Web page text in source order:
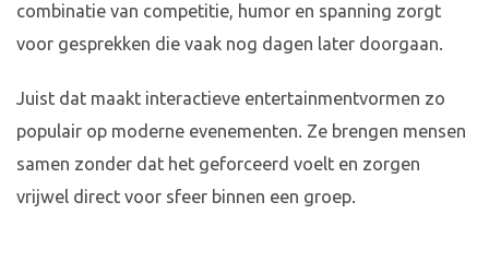
combinatie van competitie, humor en spanning zorgt
voor gesprekken die vaak nog dagen later doorgaan.
Juist dat maakt interactieve entertainmentvormen zo
populair op moderne evenementen. Ze brengen mensen
samen zonder dat het geforceerd voelt en zorgen
vrijwel direct voor sfeer binnen een groep.